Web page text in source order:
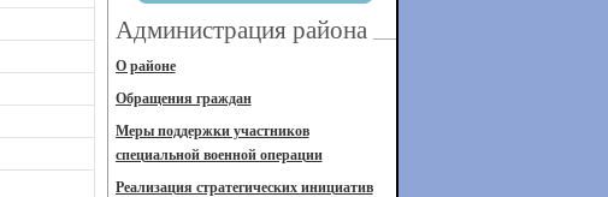
Администрация района
О районе
Обращения граждан
Меры поддержки участников
специальной военной операции
Реализация стратегических инициатив